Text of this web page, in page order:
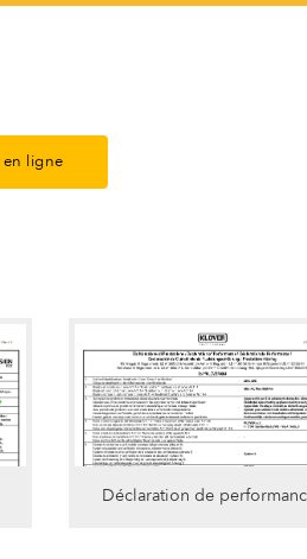
en ligne
Déclaration de